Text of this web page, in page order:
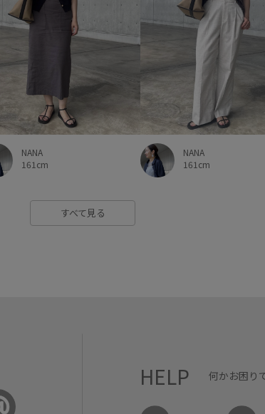
NANA
161cm
NANA
161cm
すべて見る
HELP 何かお困り